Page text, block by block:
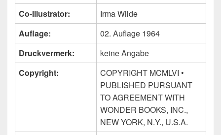
Co-Illustrator:
Irma Wilde
Auflage:
02. Auflage 1964
Druckvermerk:
keine Angabe
Copyright:
COPYRIGHT MCMLVI •
PUBLISHED PURSUANT
TO AGREEMENT WITH
WONDER BOOKS, INC.,
NEW YORK, N.Y., U.S.A.